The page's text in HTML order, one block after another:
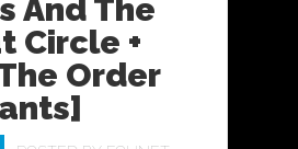
And The
Circle +
Order